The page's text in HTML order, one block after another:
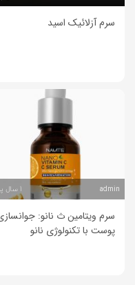
سرم آزلائیک اسید
admin
سرم ویتامین ث نانو: جوانسازی
پوست با تکنولوژی نانو